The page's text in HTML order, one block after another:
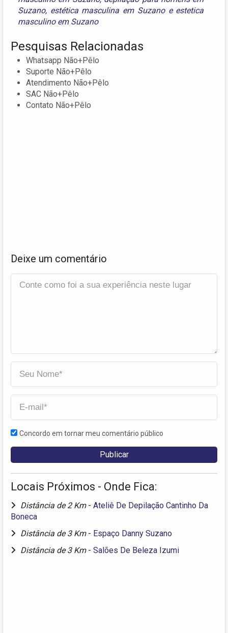
Suzano, estética masculina em Suzanoe estetica
masculino em Suzano
Pesquisas Relacionadas
Whatsapp Não+Pêlo
Suporte Não+Pêlo
Atendimento Não+Pêlo
SAC Não+Pêlo
Contato Não+Pêlo
Deixe um comentário
Concordo em tornar meu comentário público
Locais Próximos - Onde Fica:
Distância de 2 Km - Ateliê De Depilação Cantinho Da
Boneca
Distância de 3 Km - Espaço Danny Suzano
Distância de 3 Km - Salões De Beleza Izumi